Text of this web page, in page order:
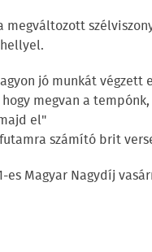
megváltozott
jó munkát
megvan a
el"
számító brit
es Magyar Nagydíj